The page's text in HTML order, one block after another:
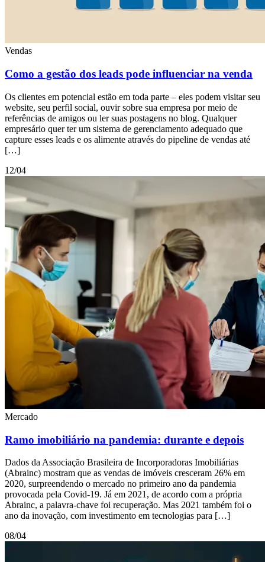
Vendas
Como a gestão dos leads pode influenciar na venda
Os clientes em potencial estão em toda parte – eles podem visitar seu
website, seu perfil social, ouvir sobre sua empresa por meio de
referências de amigos ou ler suas postagens no blog. Qualquer
empresário quer ter um sistema de gerenciamento adequado que
capture esses leads e os alimente através do pipeline de vendas até
[…]
12/04
Mercado
Ramo imobiliário na pandemia: durante e depois
Dados da Associação Brasileira de Incorporadoras Imobiliárias
(Abrainc) mostram que as vendas de imóveis cresceram 26% em
2020, surpreendendo o mercado no primeiro ano da pandemia
provocada pela Covid-19. Já em 2021, de acordo com a própria
Abrainc, a palavra-chave foi recuperação. Mas 2021 também foi o
ano da inovação, com investimento em tecnologias para […]
08/04